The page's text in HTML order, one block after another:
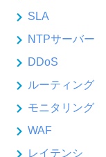
SLA
NTPサーバー
DDoS
ルーティング
モニタリング
WAF
レイテンシ